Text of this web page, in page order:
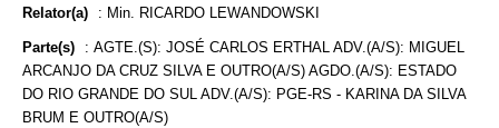
Relator(a) : Min. RICARDO LEWANDOWSKI
Parte(s) : AGTE.(S): JOSÉ CARLOS ERTHAL ADV.(A/S): MIGUEL
ARCANJO DA CRUZ SILVA E OUTRO(A/S) AGDO.(A/S): ESTADO
DO RIO GRANDE DO SUL ADV.(A/S): PGE-RS - KARINA DA SILVA
BRUM E OUTRO(A/S)